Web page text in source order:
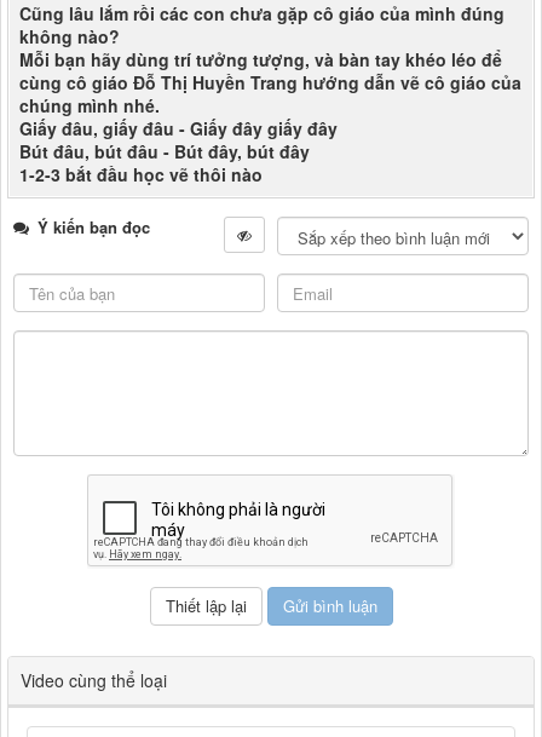
Cũng lâu lắm rồi các con chưa gặp cô giáo của mình đúng
không nào?
Mỗi bạn hãy dùng trí tưởng tượng, và bàn tay khéo léo để
cùng cô giáo Đỗ Thị Huyền Trang hướng dẫn vẽ cô giáo của
chúng mình nhé.
Giấy đâu, giấy đâu - Giấy đây giấy đây
Bút đâu, bút đâu - Bút đây, bút đây
1-2-3 bắt đầu học vẽ thôi nào
Ý kiến bạn đọc
Video cùng thể loại